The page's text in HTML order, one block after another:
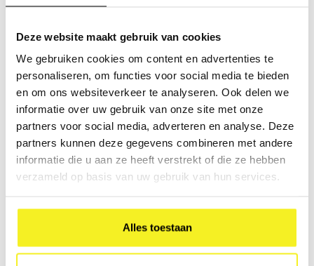
Deze website maakt gebruik van cookies
We gebruiken cookies om content en advertenties te
personaliseren, om functies voor social media te bieden
en om ons websiteverkeer te analyseren. Ook delen we
informatie over uw gebruik van onze site met onze
partners voor social media, adverteren en analyse. Deze
partners kunnen deze gegevens combineren met andere
informatie die u aan ze heeft verstrekt of die ze hebben
verzameld op basis van uw gebruik van hun services.
Alles toestaan
28 SEP 2020
Klapr van het Jaar 2020 #2
Lees meer